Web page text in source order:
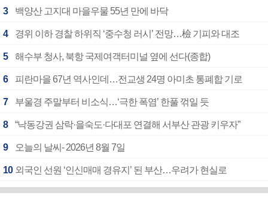
3 백양산 고지대 마을우물 55년 만에 바닥
4 경위 이하 경찰 하위직 ‘중수청 러시’ 전망…檢 기피와 대조
5 해수부 청사, 북항 국제여객터미널 옆에 선다(종합)
6 피란마을 67년 역사인데…전교생 24명 아미초 통폐합 기로
7 부울경 주말부터 비소식…‘극한 폭염’ 한풀 꺾일 듯
8 “낙동강권 삼락·을숙도·다대포 연결해 서부산 관광 키우자”
9 오늘의 날씨- 2026년 8월 7일
10 외국인 선원 ‘인신매매 경유지’ 된 부산…우려가 현실로